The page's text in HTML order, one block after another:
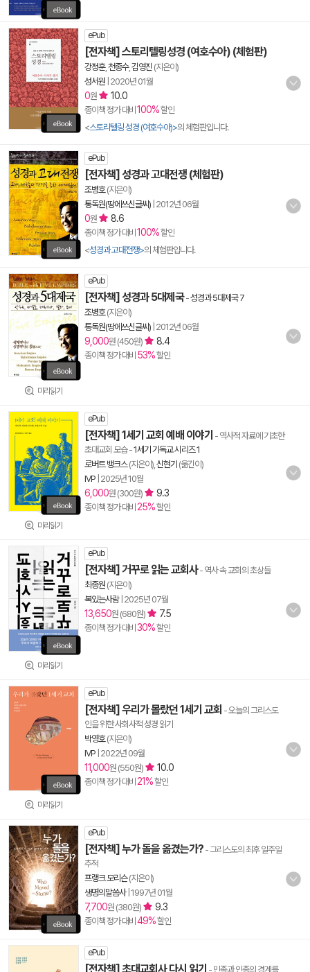
ePub
[전자책] 스토리텔링성경 (여호수아) (체험판)
강정훈, 천종수, 김영진 (지은이)
성서원 2020년 01월
0원 10.0
종이책 정가 대비 100%할인
<스토리텔링 성경 (여호수아)>의 체험판입니다.
ePub
[전자책] 성경과 고대전쟁 (체험판)
조병호(지은이)
통독원(땅에쓰신글씨) 2012년 06월
0원 8.6
종이책 정가 대비 100%할인
<성경과 고대전쟁>의 체험판입니다.
미리읽기
ePub
[전자책] 성경과 5대제국-성경과 5대제국 7
조병호(지은이)
통독원(땅에쓰신글씨) 2012년 06월
9,000원 (450원) 8.4
종이책 정가 대비 53%할인
미리읽기
ePub
[전자책] 1세기 교회 예배 이야기 - 역사적 자료에 기초한
초대교회 모습-1세기 기독교 시리즈 1
로버트 뱅크스(지은이), 신현기 (옮긴이)
IVP 2025년 10월
6,000원 (300원) 9.3
종이책 정가 대비 25%할인
미리읽기
ePub
[전자책] 거꾸로 읽는 교회사- 역사 속 교회의 초상들
최종원 (지은이)
복있는사람| 2025년 07월
13,650원 (680원) 7.5
종이책 정가 대비 30%할인
미리읽기
ePub
[전자책] 우리가 몰랐던 1세기 교회 - 오늘의 그리스도
인을 위한 사회사적 성경 읽기
박영호(지은이)
IVP 2022년 09월
11,000원 (550원) 10.0
종이책 정가 대비 21%할인
ePub
[전자책] 누가 돌을 옮겼는가? - 그리스도의 최후 일주일
추적
프랭크 모리슨(지은이)
생명의말씀사| 1997년 01월
7,700원 (380원) 9.3
종이책 정가 대비 49%할인
ePub
[전자책] 초대교회사 다시 읽기 - 민족과 인종의 경계를